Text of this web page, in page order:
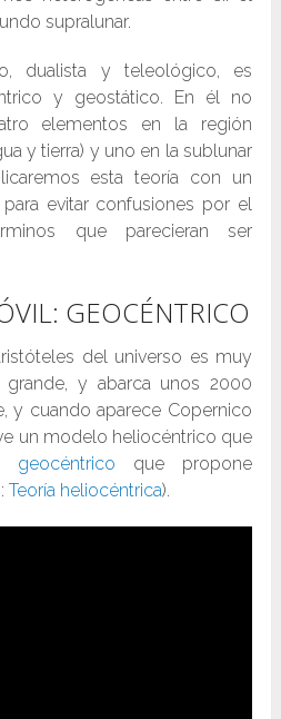
supralunar.
dualista y teleológico, es
y geostático. En él no
elementos en la región
y tierra) y uno en la sublunar
esta teoría con un
evitar confusiones por el
que parecieran ser
GEOCÉNTRICO
del universo es muy
y abarca unos 2000
y cuando aparece Copernico
un modelo heliocéntrico que
geocéntrico que propone
Teoría heliocéntrica).